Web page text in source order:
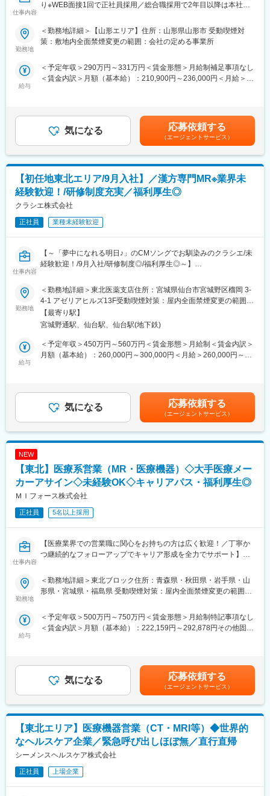
■ワークライフバランスを整えやすい環境◎：
す。また女性も多く活躍しており、産休育休取得や復帰実績も非
常に高く、ライフイベントにも理解があるため、長期就業しやす
■キャリアパス：
MRとしての経験を積んだ後のキャリアパスとしましては、「別の
さまざまなキャリアの選択肢が用意されています。
【研修体制】
「MR導入研修」を入社後1週間～2ヶ月間は実施します。営業ス
キルや専門知識をMR育成経験の豊富なトレーナーから学び、基礎
を固めます。その後、製品知識を学ぶための研修プログラムに、
配属先のメーカーとともに参加。また「MR認定試験のための対策
プログラム」を現場に配属されてからも、試験の合格までしっか
りとサポートします。
変更の範囲：会社の定める業務
仕事内容
り※WEB面接1回で正社員採用／総合職採用で2年目以降は本社管
で未経験の方でも安心／ジョブローテーション制度で多様なキャ
リアを描ける】
■WEB面接1回でパート・アルバイトからでも総合職（正社員）に
なれる求人！
リア志向の社員に向けた管理職育成研修など多様な研修・フォロ
ー体制を用意！
■月の残業時間の平均が0.6時間であり、「残業ゼロ」を実現！
【入社後の流れ】
■入社1年目：介護現場のお仕事を経験します。
未経験・無資格でも就業可能な少人数の多機能型居宅介護施設も
しくはグループホームで就業いただきます。
■入社2年目以降：ご希望に応じて本社管理部へのジョブローテー
ションが可能です。
＜2年目以降のキャリア例＞
本社勤務では経理、総務、人事などの部署の中から配属先が決
事務系の仕事が中心になり、現場同様20-30代の社員が多く分から
ない事があれば、すぐに相談が可能です。また、一度本社帰任し
た後でも、介護現場への復帰が可能です。
・採用にチャレンジし3年目は現場職に戻りフロアリーダーなど責
任者の立場を目指す。
・経理にチャレンジし3年目以降も経理として主任や係長を目指す
【研修制度】
■各事業所の座学・実技研修、年次に応じたフォローアップ研修に
修・フォロー体制を用意しています。
※資格取得に必要な外部講習や試験は出社扱い・費用全額支給し全
面的にバックアップいたします。
年齢や経験は問わず興味を持っていただいた方とは全員と面接を
させていただいております。会社説明会を随時開催しております
日時：月・木／13:30～15:00
勤務地
＜勤務地詳細＞【山形エリア】住所：山形県山形市 受動喫煙対
策：敷地内全面禁煙変更の範囲：会社の定める事業所
給与
＜予定年収＞290万円～331万円＜賃金形態＞月給制補足事項なし
＜賃金内訳＞月額（基本給）：210,900円～236,000円＜月給＞
小規模多機能型居宅介護での勤務のみ、別途で送迎手当：10,000/
月を支給賃金はあくまでも目安の金額であり、選考を通じて上下
する可能性があります。月給(月額)は固定手当を含めた表記です。
気になる 応募依頼する
（エージェントサービス）
【初任地東北エリア/9月入社】／漢方専門MR※業界未
経験歓迎！/研修制度充実／福利厚生◎
クラシエ株式会社
正社員 業種未経験歓迎
仕事内容
【～「夢中になれる明日♪」のCMソングでお馴染みのクラシエ/未
経験歓迎！/9月入社/研修制度◎/福利厚生◎～】
■業務内容：
医療用漢方製剤専門の※MR職として医療従事者への情報提供をお
任せします。漢方は昨今、医療現場での活用が進んでいる成長領
域です。対象となる診療科は多いですが、特に高齢者医療や女性
医療に注力しています。
※担当施設は開業医が中心ですが、大学病院や大病院なども担当
略で、日本語では「医薬情報担当者」を意味します。医師や薬剤
師などの医療従事者に対して、自社製品である漢方薬に関する情
報を提供し、漢方薬の適正使用を促進する役割を担っています。
初めての方でもご安心ください！内容は学術（医薬品・漢方
薬）、情報提供や説明会のロールプレイイング等インプット、ア
ウトプットの両方での研修を予定しています。現場でご活躍いた
・将来的に漢方薬を熟知する専門家として成長することができま
す。漢方薬を熟知するMRは市場価値も高いです。
■勤務地補足：
・初任地は東北エリアのいずれかとなります。
・将来的な全国転勤がございます。
※詳しくは以下ご参照くださいませ。
の駐在の場合もあります。
■クラシエ(株)へ入社後本社での研修期間を経て、MR職としては
クラシエ薬品(株)への在籍出向となります。
事業内容：医療用医薬品分野（医薬品部門）
変更の範囲：会社の定める業務
勤務地
＜勤務地詳細＞東北医薬支店住所：宮城県仙台市宮城野区榴岡 3-
4-1 アゼリアヒルズ13F受動喫煙対策：屋内全面禁煙変更の範囲：
会社の定める事業所
【最寄り駅】
宮城野通駅、仙台駅、仙台駅(地下鉄)
給与
＜予定年収＞450万円～560万円＜賃金形態＞月給制＜賃金内訳＞
月額（基本給）：260,000円～300,000円＜月給＞260,000円～
までも目安の金額であり、選考を通じて上下する可能性がありま
す。月給(月額)は固定手当を含めた表記です。
気になる 応募依頼する
（エージェントサービス）
NEW
【東北】医療系営業（MR・医療機器）◇大手医療メー
カーアサイン◇未経験OK◇キャリアパス・福利厚生◎
ＭＩフォース株式会社
正社員 5名以上採用
仕事内容
【医療業界での営業職に関心をお持ちの方は広く歓迎！／丁寧か
つ継続的なフォローアップでキャリア形成を全力でサポート】
■業務内容：
医療系総合職として製薬メーカーや医療機器メーカー等業務を委
クトへアサイン予定です。グローバルトップメーカーなど様々な
PJTに携わる事が出来ます。
◎医療機器営業
医師や医療機器を扱う医療従事者に医療機器の情報提供や販売を
行います。販売だけでなく、実際使用する際のトレーニングサポ
ートやアフターフォローまで手掛けることが特徴で、医療の現場
を実感できる活動ができます。
◎MR（医薬情報担当者）
医師や薬剤師、看護師など医療従事者に医薬品の効果や副作用な
どの情報提供や情報収集を行います。患者さんのQOL改善に向
け、日々最新情報を学習し医療の一旦を担う専門性の高い活動が
できます。
勤務地
＜勤務地詳細＞東北ブロック住所：青森県・秋田県・岩手県・山
形県・宮城県・福島県 受動喫煙対策：屋内全面禁煙変更の範囲：
給与
＜予定年収＞500万円～750万円＜賃金形態＞月給制特記事項なし
＜賃金内訳＞月額（基本給）：222,159円～292,878円その他固定
含む）＜昇給有無＞有＜残業手当＞有＜給与補足＞業績に応じて
インセンティブあり賃金はあくまでも目安の金額であり、選考を
通じて上下する可能性があります。月給(月額)は固定手当を含めた
表記です。
気になる 応募依頼する
（エージェントサービス）
【東北エリア】医療機器営業（CT・MRI等）◆世界的
なヘルスケア企業／緊急呼び出しほぼ無／直行直帰
シーメンスヘルスケア株式会社
正社員 上場企業